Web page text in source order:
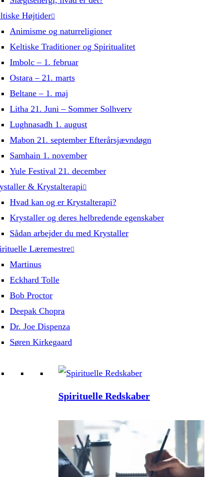
Højtider
Animisme og naturreligioner
Keltiske Traditioner og Spiritualitet
Imbolc – 1. februar
Ostara – 21. marts
Beltane – 1. maj
Litha 21. Juni – Sommer Solhverv
Lughnasadh 1. august
Mabon 21. september Efterårsjævndøgn
Samhain 1. november
Yule Festival 21. december
& Krystalterapi
Hvad kan og er Krystalterapi?
Krystaller og deres helbredende egenskaber
Sådan arbejder du med Krystaller
Læremestre
Martinus
Eckhard Tolle
Bob Proctor
Deepak Chopra
Dr. Joe Dispenza
Søren Kirkegaard
Spirituelle Redskaber